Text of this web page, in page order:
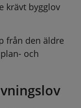
krävt bygglov
från den äldre
och